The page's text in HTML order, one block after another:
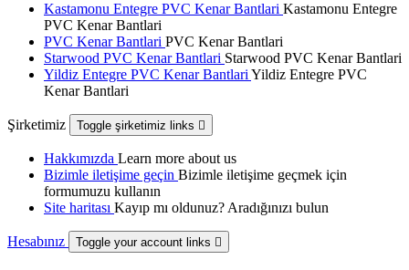
Kastamonu Entegre PVC Kenar Bantlari Kastamonu Entegre
PVC Kenar Bantlari
PVC Kenar Bantlari PVC Kenar Bantlari
Starwood PVC Kenar Bantlari Starwood PVC Kenar Bantlari
Yildiz Entegre PVC Kenar Bantlari Yildiz Entegre PVC
Kenar Bantlari
Şirketimiz Toggle şirketimiz links 
Hakkımızda Learn more about us
Bizimle iletişime geçin Bizimle iletişime geçmek için
formumuzu kullanın
Site haritası Kayıp mı oldunuz? Aradığınızı bulun
Hesabınız Toggle your account links 